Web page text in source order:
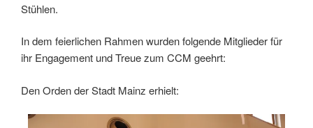
Stühlen.
In dem feierlichen Rahmen wurden folgende Mitglieder für
ihr Engagement und Treue zum CCM geehrt:
Den Orden der Stadt Mainz erhielt: